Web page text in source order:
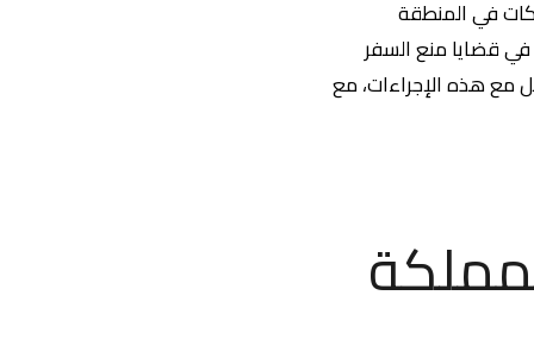
في المنطقة
في قضايا منع السفر
مع هذه الإجراءات، مع